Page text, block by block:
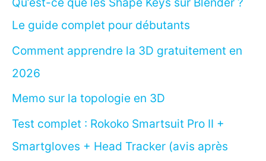
Le guide complet pour débutants
Comment apprendre la 3D gratuitement en
2026
Memo sur la topologie en 3D
Test complet : Rokoko Smartsuit Pro II +
Smartgloves + Head Tracker (avis après